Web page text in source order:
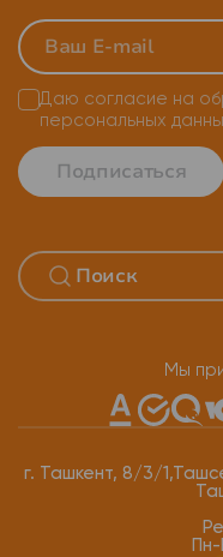
Подписаться
Даю согласие на
персональных
Мы
г. Ташкент, 8/3/